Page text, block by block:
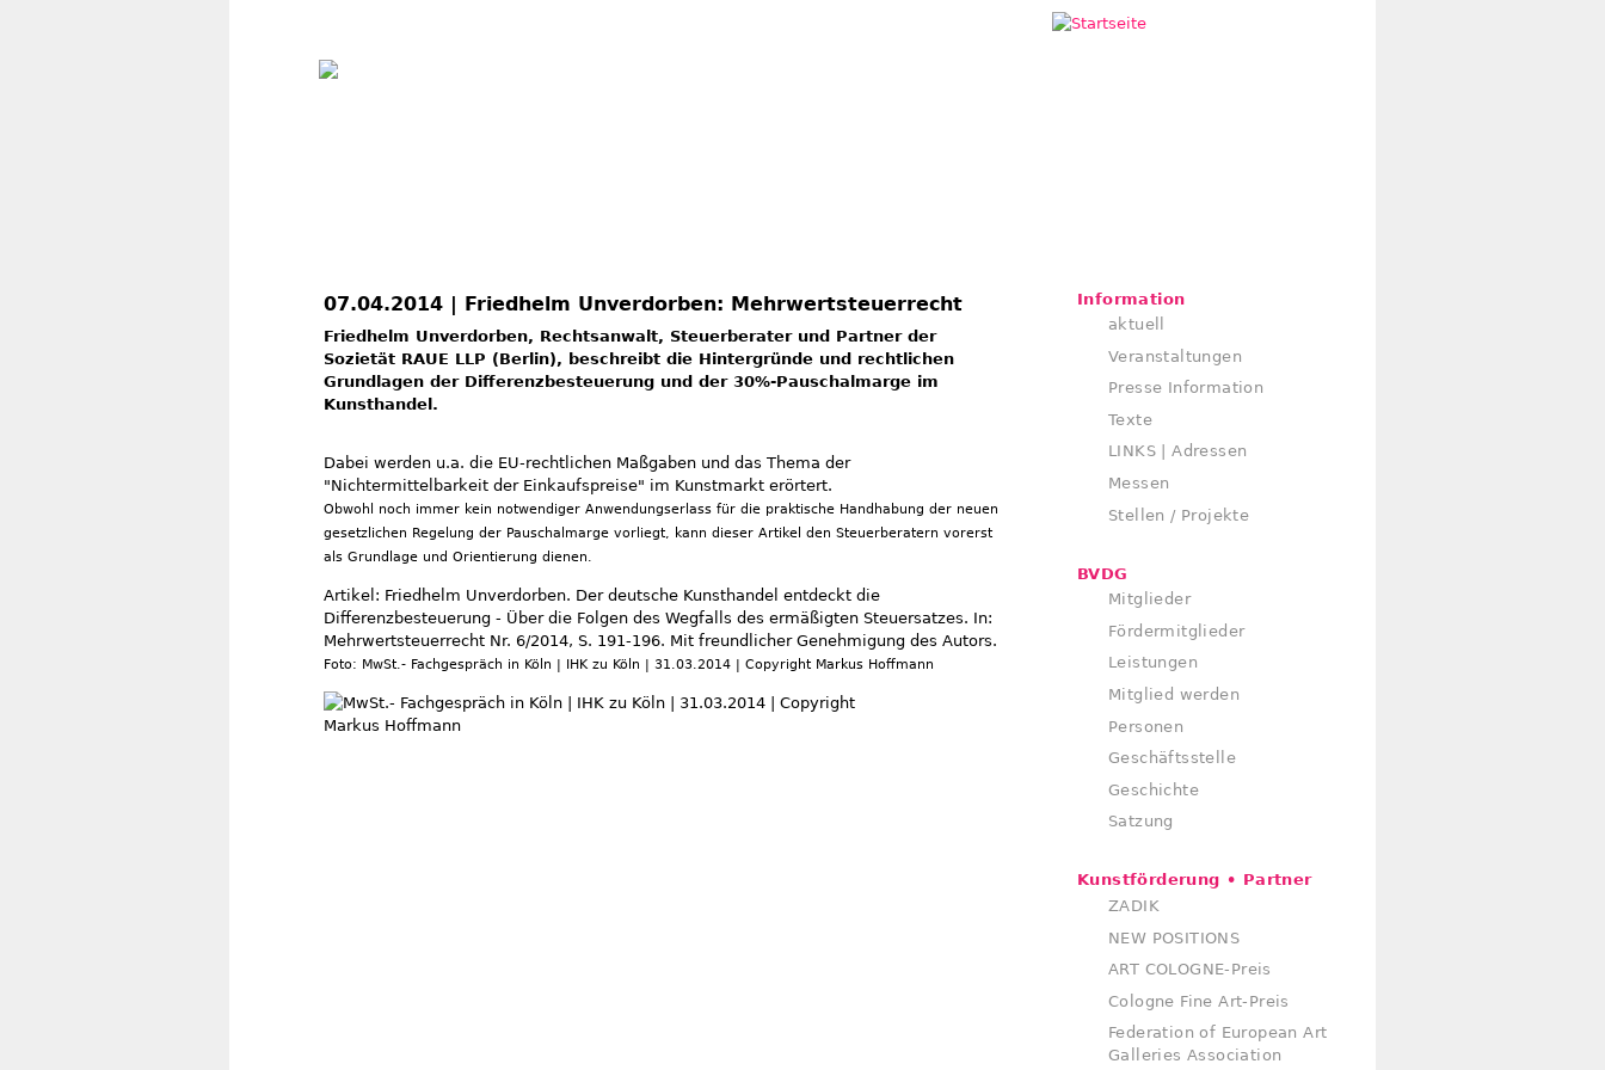
07.04.2014 | Friedhelm Unverdorben: Mehrwertsteuerrecht
Friedhelm Unverdorben, Rechtsanwalt, Steuerberater und Partner der
Sozietät RAUE LLP (Berlin), beschreibt die Hintergründe und rechtlichen
Grundlagen der Differenzbesteuerung und der 30%-Pauschalmarge im
Kunsthandel.
Dabei werden u.a. die EU-rechtlichen Maßgaben und das Thema der
"Nichtermittelbarkeit der Einkaufspreise" im Kunstmarkt erörtert.
Obwohl noch immer kein notwendiger Anwendungserlass für die praktische Handhabung der neuen
gesetzlichen Regelung der Pauschalmarge vorliegt, kann dieser Artikel den Steuerberatern vorerst
als Grundlage und Orientierung dienen.
Artikel: Friedhelm Unverdorben. Der deutsche Kunsthandel entdeckt die
Differenzbesteuerung - Über die Folgen des Wegfalls des ermäßigten Steuersatzes. In:
Mehrwertsteuerrecht Nr. 6/2014, S. 191-196. Mit freundlicher Genehmigung des Autors.
Foto: MwSt.- Fachgespräch in Köln | IHK zu Köln | 31.03.2014 | Copyright Markus Hoffmann
Information
aktuell
Veranstaltungen
Presse Information
Texte
LINKS | Adressen
Messen
Stellen / Projekte
BVDG
Mitglieder
Fördermitglieder
Leistungen
Mitglied werden
Personen
Geschäftsstelle
Geschichte
Satzung
Kunstförderung • Partner
ZADIK
NEW POSITIONS
ART COLOGNE-Preis
Cologne Fine Art-Preis
Federation of European Art
Galleries Association